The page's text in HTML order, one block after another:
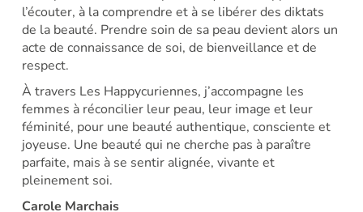
l’écouter, à la comprendre et à se libérer des diktats
de la beauté. Prendre soin de sa peau devient alors un
acte de connaissance de soi, de bienveillance et de
respect.
À travers Les Happycuriennes, j’accompagne les
femmes à réconcilier leur peau, leur image et leur
féminité, pour une beauté authentique, consciente et
joyeuse. Une beauté qui ne cherche pas à paraître
parfaite, mais à se sentir alignée, vivante et
pleinement soi.
Carole Marchais